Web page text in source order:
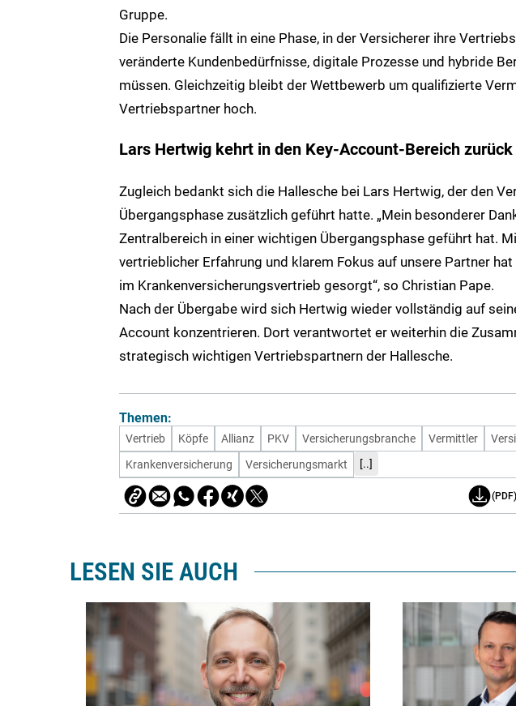
Gruppe.
Die Personalie fällt in eine Phase, in der Versicherer ihre
veränderte Kundenbedürfnisse, digitale Prozesse und hybride
müssen. Gleichzeitig bleibt der Wettbewerb um qualifizierte
Vertriebspartner hoch.
Lars Hertwig kehrt in den Key-Account-Bereich zurück
Zugleich bedankt sich die Hallesche bei Lars Hertwig, der den
Übergangsphase zusätzlich geführt hatte. „Mein besonderer
Zentralbereich in einer wichtigen Übergangsphase geführt hat.
vertrieblicher Erfahrung und klarem Fokus auf unsere Partner
im Krankenversicherungsvertrieb gesorgt“, so Christian Pape.
Nach der Übergabe wird sich Hertwig wieder vollständig auf
Account konzentrieren. Dort verantwortet er weiterhin die
strategisch wichtigen Vertriebspartnern der Hallesche.
Themen:
Vertrieb Köpfe Allianz PKV Versicherungsbranche Vermittler
Krankenversicherung
Versicherungsmarkt [..]
(PDF)
LESEN SIE AUCH